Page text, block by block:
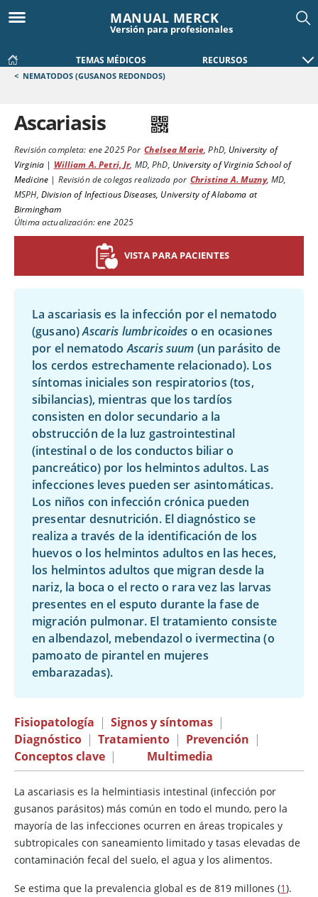
MANUAL MERCK
Versión para profesionales
TEMAS MÉDICOS RECURSOS
< NEMATODOS (GUSANOS REDONDOS)
Ascariasis
Revisión completa: ene 2025Por Chelsea Marie,PhD, University of
Virginia | William A. Petri, Jr, MD, PhD, University of Virginia School of
Medicine | Revisión de colegas realizada por Christina A. Muzny, MD,
MSPH, Division of Infectious Diseases, University of Alabama at
Birmingham
Última actualización: ene 2025
VISTA PARA PACIENTES
La ascariasis es la infección por el nematodo
(gusano)Ascaris lumbricoides o en ocasiones
por el nematodoAscaris suum (un parásito de
los cerdos estrechamente relacionado). Los
síntomas iniciales son respiratorios (tos,
sibilancias), mientras que los tardíos
consisten en dolor secundario a la
obstrucción de la luz gastrointestinal
(intestinal o de los conductos biliar o
pancreático) por los helmintos adultos. Las
infecciones leves pueden ser asintomáticas.
Los niños con infección crónica pueden
presentar desnutrición. El diagnóstico se
realiza a través de la identificación de los
huevos o los helmintos adultos en las heces,
los helmintos adultos que migran desde la
nariz, la boca o el recto o rara vez las larvas
presentes en el esputo durante la fase de
migración pulmonar. El tratamiento consiste
en albendazol, mebendazol o ivermectina (o
pamoato de pirantel en mujeres
embarazadas).
Fisiopatología | Signos y síntomas |
Diagnóstico | Tratamiento | Prevención |
Conceptos clave | Multimedia
La ascariasis es la helmintiasis intestinal (infección por
gusanos parásitos) más común en todo el mundo, pero la
mayoría de las infecciones ocurren en áreas tropicales y
subtropicales con saneamiento limitado y tasas elevadas de
contaminación fecal del suelo, el agua y los alimentos.
Se estima que la prevalencia global es de 819 millones (1).